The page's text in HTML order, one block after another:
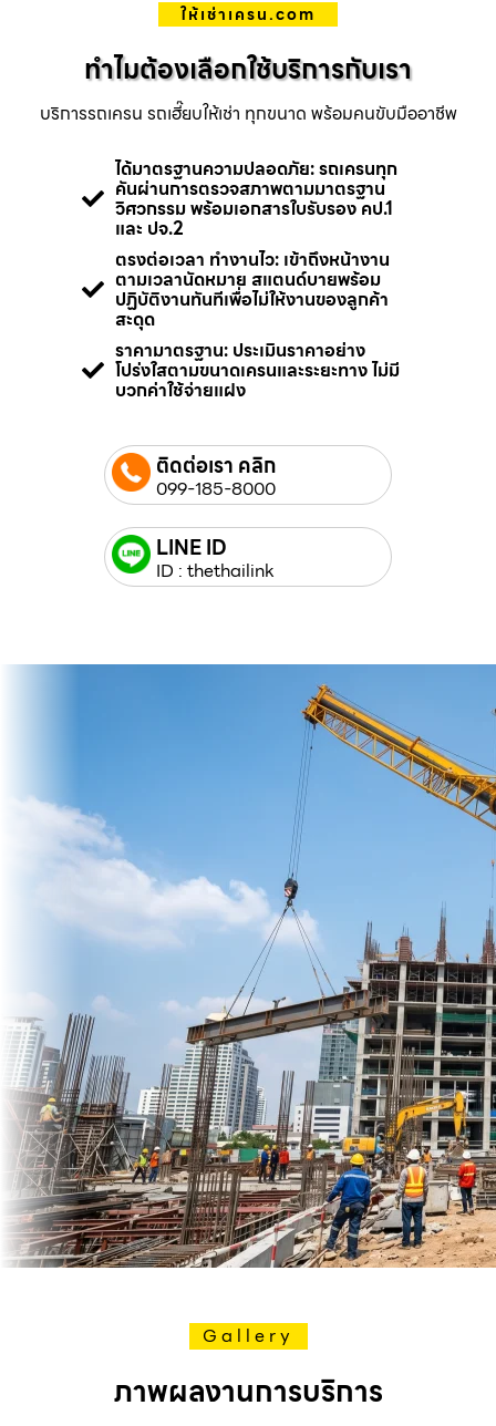
ให้เช่าเครน.com
ทำไมต้องเลือกใช้บริการกับเรา
บริการรถเครน รถเฮี๊ยบให้เช่า ทุกขนาด พร้อมคนขับมืออาชีพ
ได้มาตรฐานความปลอดภัย: รถเครนทุก
คันผ่านการตรวจสภาพตามมาตรฐาน
วิศวกรรม พร้อมเอกสารใบรับรอง คป.1
และ ปจ.2
ตรงต่อเวลา ทำงานไว: เข้าถึงหน้างาน
ตามเวลานัดหมาย สแตนด์บายพร้อม
ปฏิบัติงานทันทีเพื่อไม่ให้งานของลูกค้า
สะดุด
ราคามาตรฐาน: ประเมินราคาอย่าง
โปร่งใสตามขนาดเครนและระยะทาง ไม่มี
บวกค่าใช้จ่ายแฝง
ติดต่อเรา คลิก
099-185-8000
LINE ID
ID : thethailink
Gallery
ภาพผลงานการบริการ